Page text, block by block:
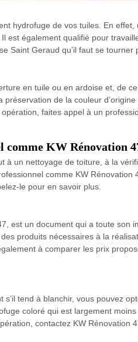
hydrofuge de vos tuiles. En
est également qualifié pour
Saint Geraud qu’il faut se tourner
en tuile ou en ardoise et, de
de la couleur
faites appel à un
comme KW Rénovation
à un nettoyage de toiture, à la
comme KW Rénovation
le pour en savoir plus.
est un document qui a toute son
produits nécessaires à la
à comparer les prix
tend à blanchir, vous pouvez
coloré qui est largement moins
contactez KW Rénovation